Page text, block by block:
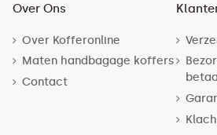
Over Ons
Over Kofferonline
Maten handbagage koffers
Contact